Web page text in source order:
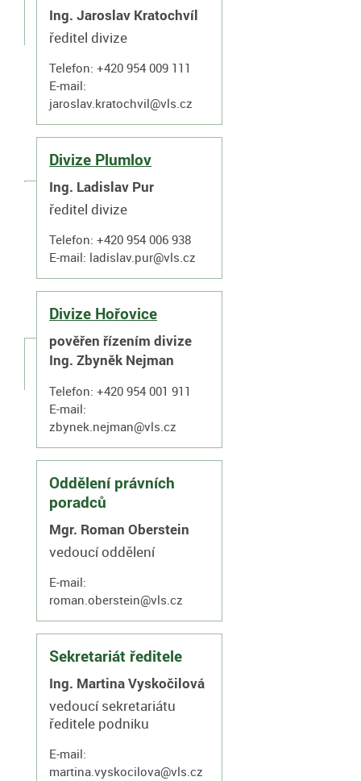
Ing. Jaroslav Kratochvíl
ředitel divize
Telefon: +420 954 009 111
E-mail:
jaroslav.kratochvil@vls.cz
Divize Plumlov
Ing. Ladislav Pur
ředitel divize
Telefon: +420 954 006 938
E-mail: ladislav.pur@vls.cz
Divize Hořovice
pověřen řízením divize
Ing. Zbyněk Nejman
Telefon: +420 954 001 911
E-mail:
zbynek.nejman@vls.cz
Oddělení právních
poradců
Mgr. Roman Oberstein
vedoucí oddělení
E-mail:
roman.oberstein@vls.cz
Sekretariát ředitele
Ing. Martina Vyskočilová
vedoucí sekretariátu
ředitele podniku
E-mail:
martina.vyskocilova@vls.cz